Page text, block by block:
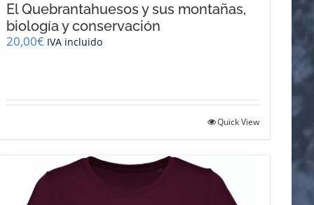
El Quebrantahuesos y sus montañas,
biología y conservación
20,00€ IVA incluido
Quick View